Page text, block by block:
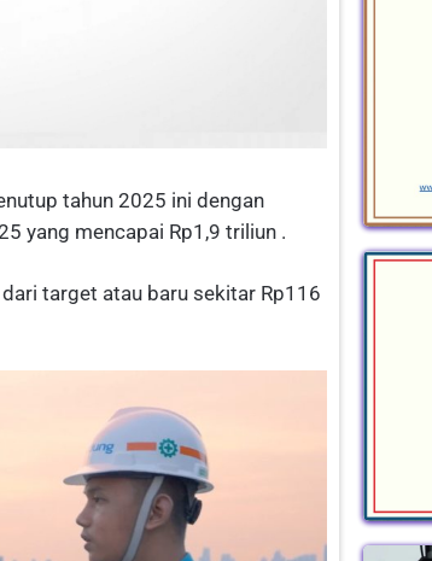
tahun 2025 ini dengan
yang mencapai Rp1,9 triliun .
target atau baru sekitar Rp116